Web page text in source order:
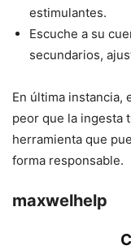
estimulantes.
Escuche a su
secundarios,
En última instancia,
peor que la ingesta
herramienta que
forma responsable.
maxwelhelp